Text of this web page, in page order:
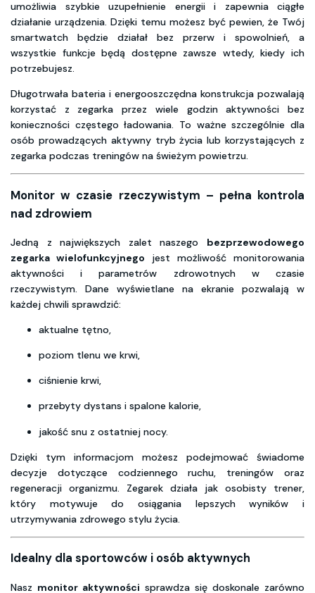
umożliwia szybkie uzupełnienie energii i zapewnia ciągłe
działanie urządzenia. Dzięki temu możesz być pewien, że Twój
smartwatch będzie działał bez przerw i spowolnień, a
wszystkie funkcje będą dostępne zawsze wtedy, kiedy ich
potrzebujesz.
Długotrwała bateria i energooszczędna konstrukcja pozwalają
korzystać z zegarka przez wiele godzin aktywności bez
konieczności częstego ładowania. To ważne szczególnie dla
osób prowadzących aktywny tryb życia lub korzystających z
zegarka podczas treningów na świeżym powietrzu.
Monitor w czasie rzeczywistym – pełna kontrola
nad zdrowiem
Jedną z największych zalet naszego bezprzewodowego
zegarka wielofunkcyjnego jest możliwość monitorowania
aktywności i parametrów zdrowotnych w czasie
rzeczywistym. Dane wyświetlane na ekranie pozwalają w
każdej chwili sprawdzić:
aktualne tętno,
poziom tlenu we krwi,
ciśnienie krwi,
przebyty dystans i spalone kalorie,
jakość snu z ostatniej nocy.
Dzięki tym informacjom możesz podejmować świadome
decyzje dotyczące codziennego ruchu, treningów oraz
regeneracji organizmu. Zegarek działa jak osobisty trener,
który motywuje do osiągania lepszych wyników i
utrzymywania zdrowego stylu życia.
Idealny dla sportowców i osób aktywnych
Nasz monitor aktywności sprawdza się doskonale zarówno